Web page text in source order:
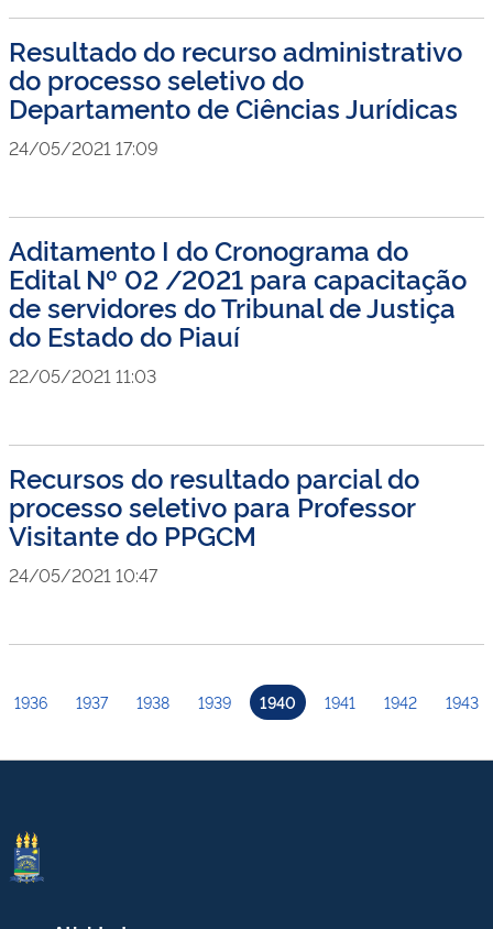
Resultado do recurso administrativo
do processo seletivo do
Departamento de Ciências Jurídicas
24/05/2021 17:09
Aditamento I do Cronograma do
Edital Nº 02 /2021 para capacitação
de servidores do Tribunal de Justiça
do Estado do Piauí
22/05/2021 11:03
Recursos do resultado parcial do
processo seletivo para Professor
Visitante do PPGCM
24/05/2021 10:47
1936 1937 1938 1939 1940 1941 1942 1943